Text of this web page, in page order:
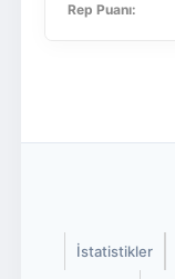
Rep Puanı:
İstatistikler